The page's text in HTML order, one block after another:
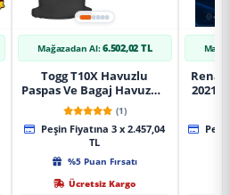
Mağazadan Al: 6.502,02 TL
Togg T10X Havuzlu
Paspas Ve Bagaj Havuzu +
Siyah Organizer
(1)
Peşin Fiyatına 3 x 2.457,04
TL
%5 Puan Fırsatı
Ücretsiz Kargo
2021